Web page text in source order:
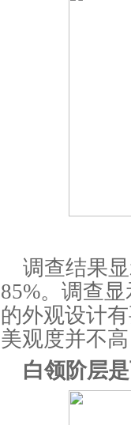
调查结果
85%。调查
的外观设计
美观度并不
白领阶层